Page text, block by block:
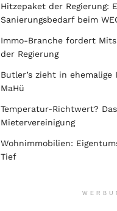
Hitzepaket der Regierung:
Sanierungsbedarf beim
Immo-Branche fordert
der Regierung
Butler’s zieht in
MaHü
Temperatur-Richtwert?
Mietervereinigung
Wohnimmobilien:
Tief